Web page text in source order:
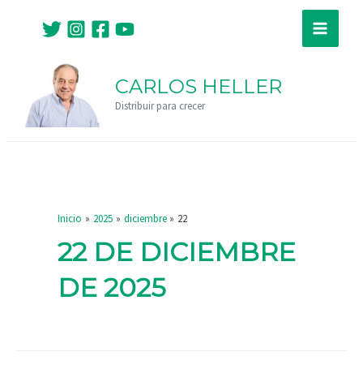
contenido
Main
CARLOS HELLER
Distribuir para crecer
Inicio 2025 diciembre 22
22 DE DICIEMBRE
DE 2025